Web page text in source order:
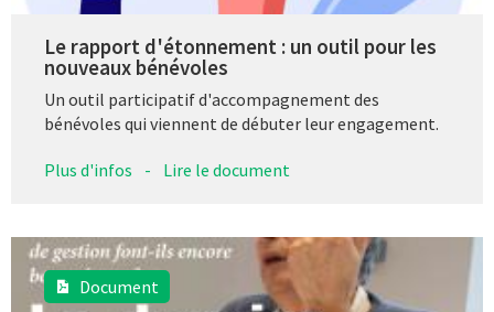
Le rapport d'étonnement : un outil pour les
nouveaux bénévoles
Un outil participatif d'accompagnement des
bénévoles qui viennent de débuter leur engagement.
Plus d'infos - Lire le document
Document